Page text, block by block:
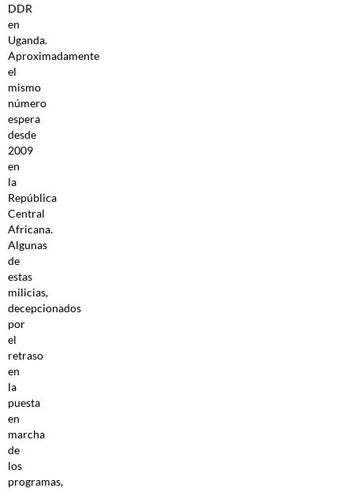
DDR
en
Uganda.
Aproximadamente
el
mismo
número
espera
desde
2009
en
la
República
Central
Africana.
Algunas
de
estas
milicias,
decepcionados
por
el
retraso
en
la
puesta
en
marcha
de
los
programas,